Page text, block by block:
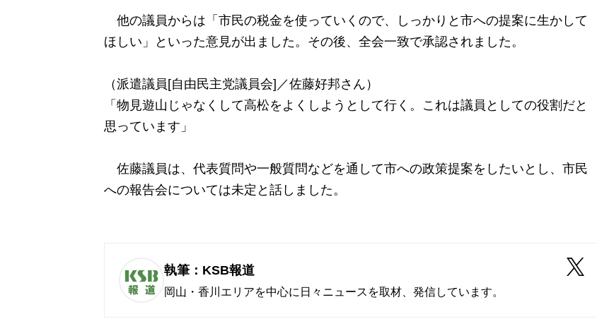
他の議員からは「市民の税金を使っていくので、しっかりと市への提案に生かして
ほしい」といった意見が出ました。その後、全会一致で承認されました。
（派遣議員[自由民主党議員会]／佐藤好邦さん）
「物見遊山じゃなくして高松をよくしようとして行く。これは議員としての役割だと
思っています」
佐藤議員は、代表質問や一般質問などを通して市への政策提案をしたいとし、市民
への報告会については未定と話しました。
執筆：KSB報道
岡山・香川エリアを中心に日々ニュースを取材、発信しています。